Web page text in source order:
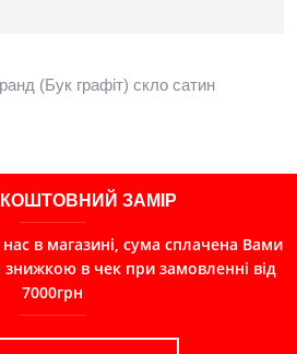
(Бук графіт) скло сатин
ЗАМІР
в магазині, сума сплачена Вами
знижкою в чек при замовленні від
7000грн